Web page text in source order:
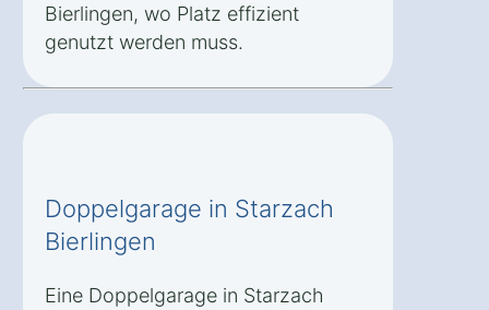
Bierlingen, wo Platz effizient
genutzt werden muss.
Doppelgarage in Starzach
Bierlingen
Eine Doppelgarage in Starzach